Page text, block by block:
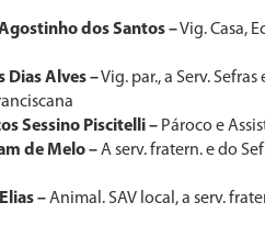
dos Santos –Vig. Casa,
Dias Alves –Vig. par., a Serv. Sefras
Sessino Piscitelli – Pároco e
de Melo –A serv. fratern. e do
–Animal. SAV local, a serv.